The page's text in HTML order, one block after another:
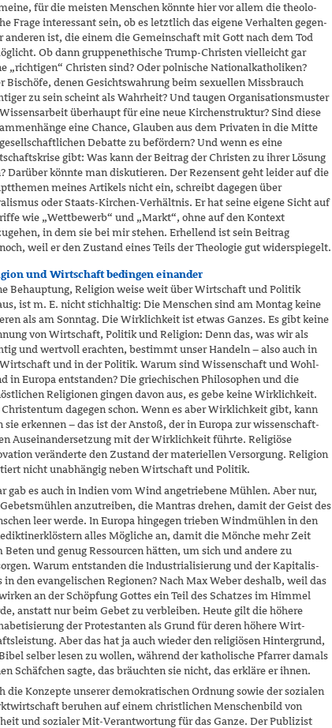
für die meisten Menschen könnte hier vor allem die theolo­
Frage interessant sein, ob es letztlich das eigene Verhalten gegen­
anderen ist, die einem die Gemeinschaft mit Gott nach dem Tod
Ob dann gruppenethische Trump-Christen vielleicht gar
„richtigen“ Christen sind? Oder polnische Nationalkatholiken?
Bischöfe, denen Gesichtswahrung beim sexuellen Missbrauch
zu sein scheint als Wahrheit? Und taugen Organisations­muster
überhaupt für eine neue Kirchenstruktur? Sind diese
eine Chance, Glauben aus dem Privaten in die Mitte
Debatte zu befördern? Und wenn es eine
gibt: Was kann der Beitrag der Christen zu ihrer Lösung
Darüber könnte man diskutieren. Der Rezensent geht leider auf die
meines Artikels nicht ein, schreibt dagegen über
oder Staats-Kirchen-Ver­hältnis. Er hat seine eigene Sicht auf
wie „Wettbewerb“ und „Markt“, ohne auf den Kontext
in dem sie bei mir stehen. Erhel­lend ist sein Beitrag
weil er den Zustand eines Teils der Theologie gut widerspiegelt.
und Wirtschaft bedingen einander
Behauptung, Religion weise weit über Wirtschaft und Politik
ist m. E. nicht stichhaltig: Die Menschen sind am Montag keine
als am Sonntag. Die Wirklichkeit ist etwas Ganzes. Es gibt keine
von Wirtschaft, Politik und Religion: Denn das, was wir als
und wertvoll erachten, bestimmt unser Handeln – also auch in
und in der Politik. Warum sind Wissenschaft und Wohl­
in Europa entstanden? Die griechischen Philosophen und die
Religionen gingen davon aus, es gebe keine Wirklichkeit.
Christen­tum dagegen schon. Wenn es aber Wirklichkeit gibt, kann
sie erkennen – das ist der Anstoß, der in Europa zur wissen­schaft­
Auseinandersetzung mit der Wirklichkeit führte. Religiöse
veränderte den Zustand der materiellen Versorgung. Religion
nicht unabhängig neben Wirtschaft und Politik.
gab es auch in Indien vom Wind angetriebene Mühlen. Aber nur,
anzutreiben, die Mantras drehen, damit der Geist des
leer werde. In Europa hingegen trieben Windmühlen in den
alles Mögliche an, damit die Mönche mehr Zeit
Beten und genug Ressourcen hätten, um sich und andere zu
Warum entstanden die Industrialisierung und der Kapitalis­
in den evangelischen Regionen? Nach Max Weber deshalb, weil das
an der Schöpfung Gottes ein Teil des Schatzes im Himmel
anstatt nur beim Gebet zu verbleiben. Heute gilt die höhere
der Protestanten als Grund für deren höhere Wirt­
Aber das hat ja auch wieder den religiösen Hintergrund,
selber lesen zu wollen, während der katholische Pfarrer damals
Schäfchen sagte, das bräuchten sie nicht, das erkläre er ihnen.
die Konzepte unserer demokratischen Ordnung sowie der sozialen
beruhen auf einem christlichen Menschenbild von
und sozialer Mit-Verantwortung für das Ganze. Der Publizist